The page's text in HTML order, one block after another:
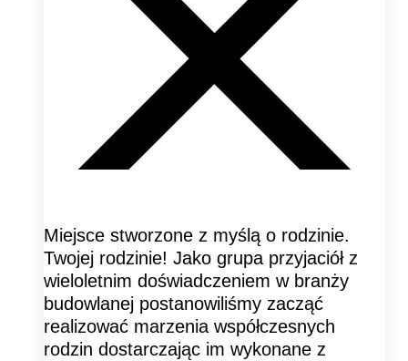
Miejsce stworzone z myślą o rodzinie.
Twojej rodzinie! Jako grupa przyjaciół z
wieloletnim doświadczeniem w branży
budowlanej postanowiliśmy zacząć
realizować marzenia współczesnych
rodzin dostarczając im wykonane z